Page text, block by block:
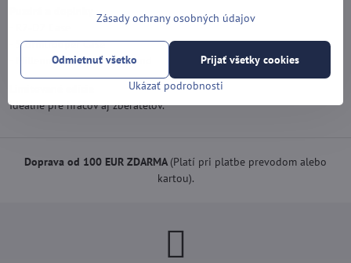
- Stormtrooper Case
- Millennium Falcon Surround
Ideálne pre hráčov aj zberateľov.
Doprava od 100 EUR ZDARMA(Platí pri platbe prevodom alebo
kartou).
Zásady ochrany osobných údajov
Ukázať podrobnosti
Prijať všetky cookies
Odmietnuť všetko